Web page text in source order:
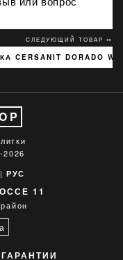
15X45
СЛЕДУЮЩИЙ ТОВАР ↣
CERSANIT DORADO
| РУС
11
ГАРАНТИИ